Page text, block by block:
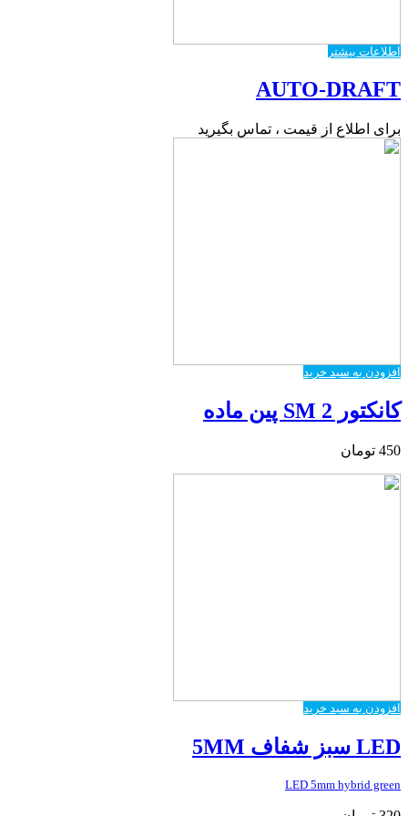
اطلاعات بیشتر
AUTO-DRAFT
برای اطلاع از قیمت ، تماس بگیرید
افزودن به سبد خرید
کانکتور SM 2 پین ماده
450 تومان
افزودن به سبد خرید
LED سبز شفاف 5MM
LED 5mm hybrid green